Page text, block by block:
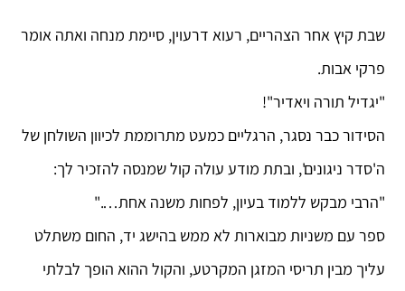
שבת קיץ אחר הצהריים, רעוא דרעוין, סיימת מנחה ואתה אומר
פרקי אבות.
"יגדיל תורה ויאדיר"!
הסידור כבר נסגר, הרגליים כמעט מתרוממת לכיוון השולחן של
ה'סדר ניגונים', ובתת מודע עולה קול שמנסה להזכיר לך:
"הרבי מבקש ללמוד בעיון, לפחות משנה אחת…."
ספר עם משניות מבוארות לא ממש בהישג יד, החום משתלט
עליך מבין תריסי המזגן המקרטע, והקול ההוא הופך לבלתי